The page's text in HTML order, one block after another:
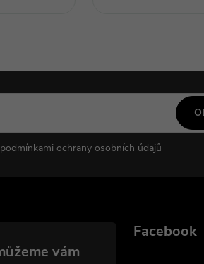
podmínkami ochrany osobních údajů
Facebook